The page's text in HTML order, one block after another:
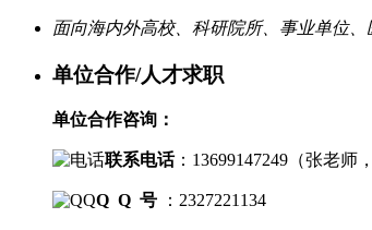
面向海内外高校、科研院所、事业单位
单位合作/人才求职
单位合作咨询：
联系电话： 13699147249（张老师，
Q Q 号 ：2327221134